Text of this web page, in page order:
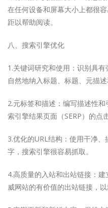
在任何设备和屏幕大小上都很
距以帮助阅读。
八、搜索引擎优化
1.关键词研究和使用：识别具
自然地纳入标题、标题、元描述
2.元标签和描述：编写描述性
索引擎结果页面（SERP）的点
3.优化的URL结构：使用干净
字，搜索引擎很容易抓取。
4.高质量的入站和出站链接：
威网站的有价值的出站链接，